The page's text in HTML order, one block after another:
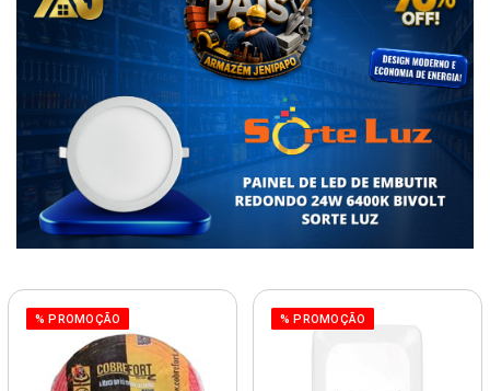
% PROMOÇÃO % PROMOÇÃO